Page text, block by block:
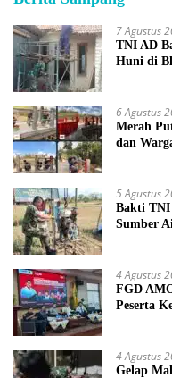
7 Agustus
TNI AD
Huni di
6 Agustus
Merah
dan
5 Agustus
Bakti TNI
Sumber
4 Agustus
FGD
Peserta
4 Agustus
Gelap